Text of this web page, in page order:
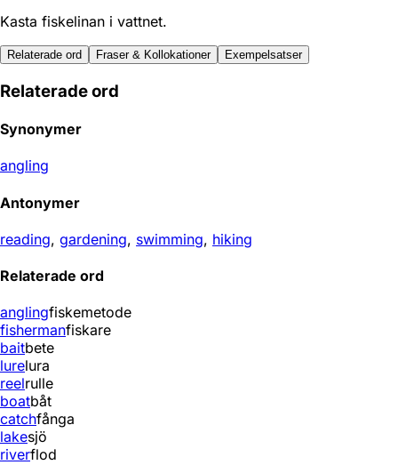
Kasta fiskelinan i vattnet.
Relaterade ord Fraser & Kollokationer Exempelsatser
Relaterade ord
Synonymer
angling
Antonymer
reading, gardening, swimming, hiking
Relaterade ord
anglingfiskemetode
fishermanfiskare
baitbete
lurelura
reelrulle
boatbåt
catchfånga
lakesjö
riverflod